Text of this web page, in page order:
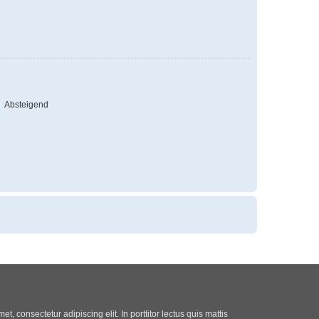
Absteigend
consectetur adipiscing elit. In porttitor lectus quis mattis